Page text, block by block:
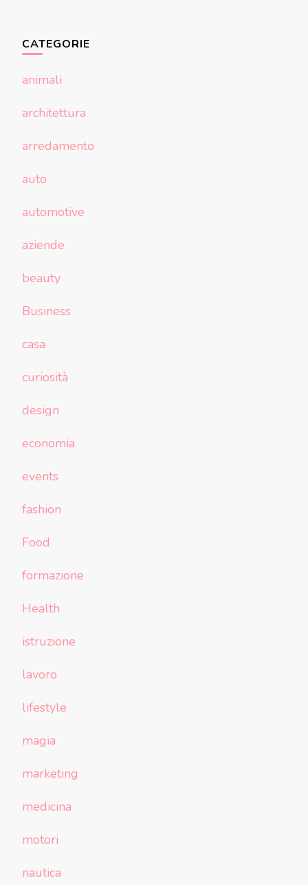
CATEGORIE
animali
architettura
arredamento
auto
automotive
aziende
beauty
Business
casa
curiosità
design
economia
events
fashion
Food
formazione
Health
istruzione
lavoro
lifestyle
magia
marketing
medicina
motori
nautica